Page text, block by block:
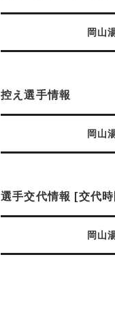
岡山
控え選手情報
岡山
選手交代情報 [交代時
岡山